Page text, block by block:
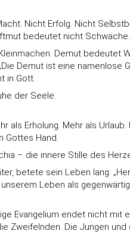
Nicht Erfolg. Nicht
bedeutet nicht
Demut bedeutet
Demut ist eine
in Gott.
der Seele.
als Erholung. Mehr als
Gottes Hand.
– die innere Stille des
betete sein Leben lang:
Leben als
Evangelium endet nicht mit
Zweifelnden. Die Jungen